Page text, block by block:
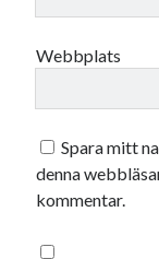
Webbplats
Spara mitt
denna
kommentar.